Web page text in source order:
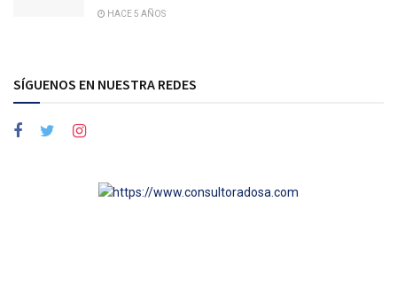
HACE 5 AÑOS
SÍGUENOS EN NUESTRA REDES